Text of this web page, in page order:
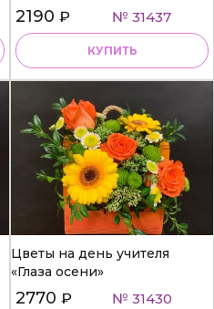
2190 ₽ № 31437
КУПИТЬ
Цветы на день учителя
«Глаза осени»
2770 ₽ № 31430